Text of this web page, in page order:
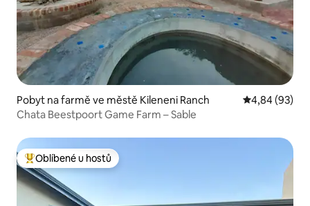
Pobyt na farmě ve městě Kileneni Ranch Průměrné
4,84 (93)
Chata Beestpoort Game Farm – Sable
Nejlepší v kategorii Oblíbené u hostů
Oblíbené u hostů